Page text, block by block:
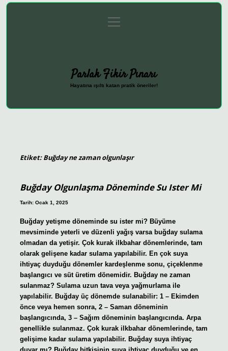
Gizlilik Politikası
menüyü
aç
Parlak Fikir Pınarı
Hayatına ışıltı katan pratik öneriler!
Etiket:Buğday ne zaman olgunlaşır
Buğday Olgunlaşma Döneminde Su Ister Mi
Tarih: Ocak 1, 2025
Buğday yetişme döneminde su ister mi? Büyüme
mevsiminde yeterli ve düzenli yağış varsa buğday sulama
olmadan da yetişir. Çok kurak ilkbahar dönemlerinde, tam
olarak gelişene kadar sulama yapılabilir. En çok suya
ihtiyaç duyduğu dönemler kardeşlenme sonu, çiçeklenme
başlangıcı ve süt üretim dönemidir. Buğday ne zaman
sulanmaz? Sulama uzun tava veya yağmurlama ile
yapılabilir. Buğday üç dönemde sulanabilir: 1 – Ekimden
önce veya hemen sonra, 2 – Saman döneminin
başlangıcında, 3 – Sağım döneminin başlangıcında. Arpa
genellikle sulanmaz. Çok kurak ilkbahar dönemlerinde, tam
gelişime kadar sulama yapılabilir. Buğday suya ihtiyaç